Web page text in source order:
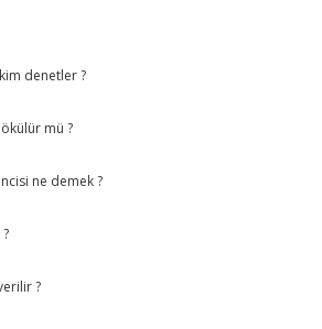
denetler ?
mü ?
ne demek ?
?